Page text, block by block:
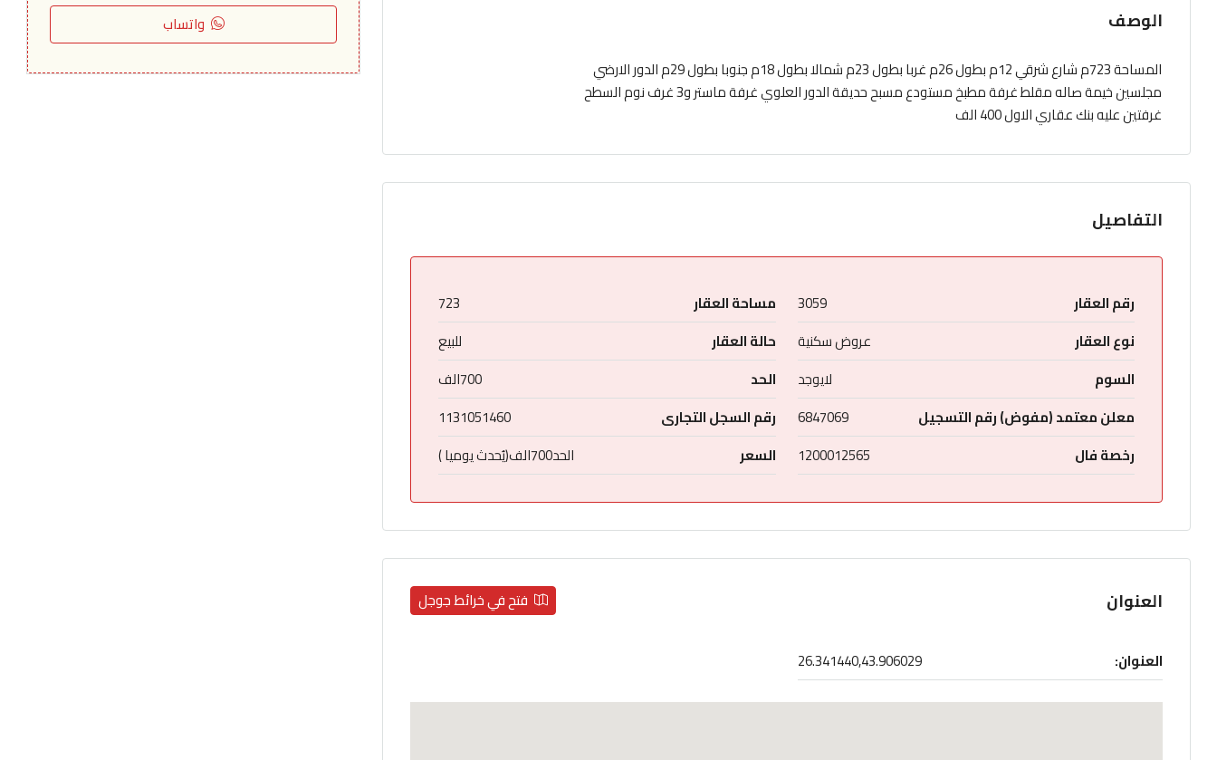
الوصف
المساحة 723م شارع شرقي 12م بطول 26م غربا بطول 23م شمالا بطول 18م جنوبا بطول 29م الدور الارضي
مجلسين خيمة صاله مقلط غرفة مطبخ مستودع مسبح حديقة الدور العلوي غرفة ماستر و3 غرف نوم السطح
غرفتين عليه بنك عقاري الاول 400 الف
التفاصيل
رقم العقار 3059 مساحة العقار
723
نوع العقار
عروض سكنية حالة العقار
للبيع
السوم
لايوجد الحد
700الف
معلن معتمد (مفوض) رقم التسجيل
6847069 رقم السجل التجارى
1131051460
رخصة فال
1200012565 السعر الحد700الف(يُحدث يوميا )
العنوان فتح في خرائط جوجل
العنوان: 26.341440,43.906029
واتساب